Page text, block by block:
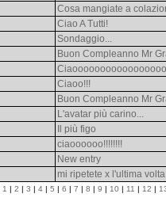
Cosa mangiate a
Ciao A Tutti!
Sondaggio...
Buon Compleanno Mr
Ciaoo!!!
Buon Compleanno Mr
L'avatar più carino...
Il più figo
ciaoooooo!!!!!!!!
New entry
mi ripetete x l'ultima
1 | 2 | 3 | 4 | 5 | 6 | 7 | 8 | 9 | 10 | 11 | 12 |